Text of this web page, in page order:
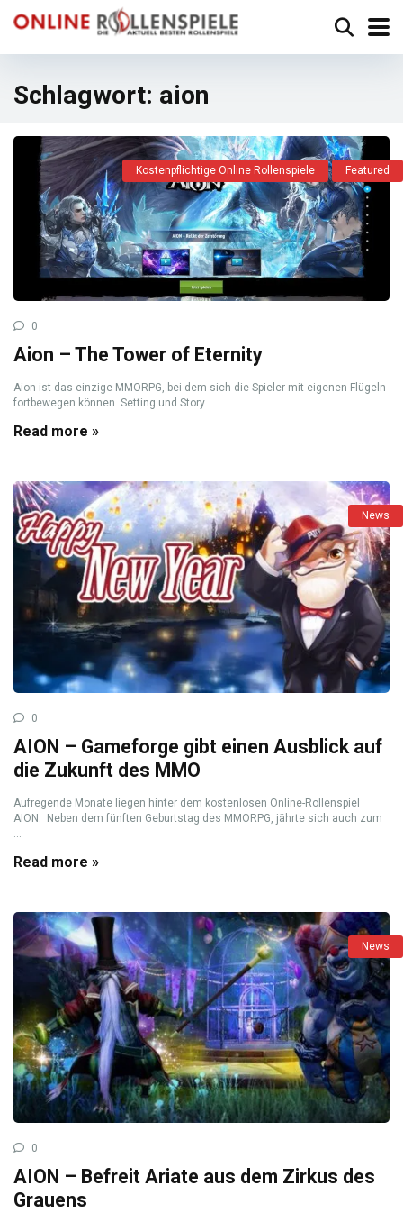
Schlagwort: aion
Kostenpflichtige Online Rollenspiele Featured
0
Aion – The Tower of Eternity
Aion ist das einzige MMORPG, bei dem sich die Spieler mit eigenen Flügeln
fortbewegen können. Setting und Story ...
Read more »
News
0
AION – Gameforge gibt einen Ausblick auf
die Zukunft des MMO
Aufregende Monate liegen hinter dem kostenlosen Online-Rollenspiel
AION. Neben dem fünften Geburtstag des MMORPG, jährte sich auch zum
Read more »
News
0
AION – Befreit Ariate aus dem Zirkus des
Grauens